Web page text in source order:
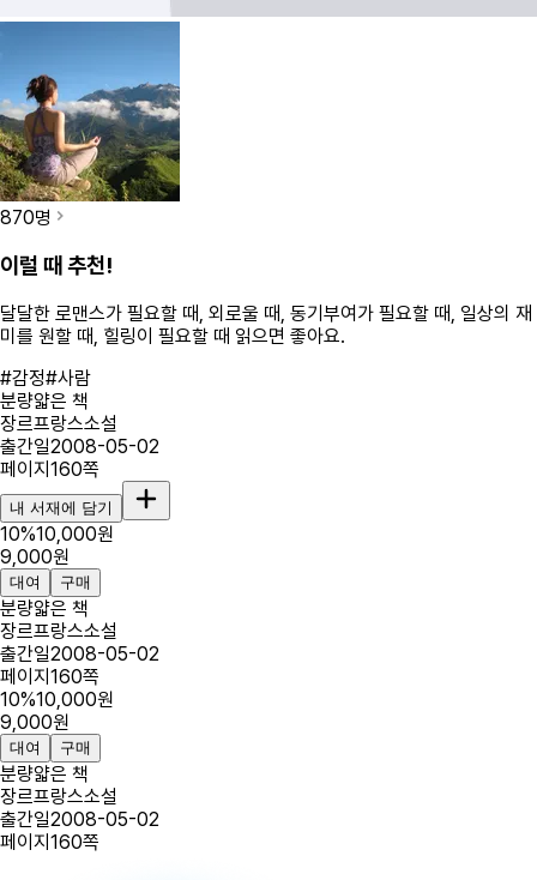
870명
이럴 때 추천!
달달한 로맨스가 필요할 때, 외로울 때, 동기부여가 필요할 때, 일상의 재
미를 원할 때, 힐링이 필요할 때 읽으면 좋아요.
#감정#사람
분량얇은 책
장르프랑스소설
출간일2008-05-02
페이지160쪽
내 서재에 담기
10%10,000원
9,000원
대여 구매
분량얇은 책
장르프랑스소설
출간일2008-05-02
페이지160쪽
10%10,000원
9,000원
대여 구매
분량얇은 책
장르프랑스소설
출간일2008-05-02
페이지160쪽